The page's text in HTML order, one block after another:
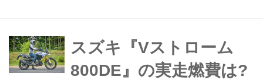
ですが、アクセサリーでさらにパワー
スズキ『Vストローム
800DE』の実走燃費は?